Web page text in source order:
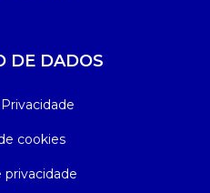
DE DADOS
cookies
privacidade